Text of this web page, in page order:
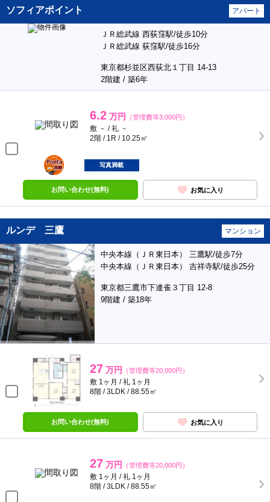
ソフィアポイント アパート
ＪＲ総武線 西荻窪駅/徒歩10分
ＪＲ総武線 荻窪駅/徒歩16分
東京都杉並区西荻北１丁目 14-13
2階建 / 築6年
6.2 万円 （管理費等3,000円）
敷 － / 礼 －
2階 / 1R / 10.25㎡
ポンタ
部屋
写真満載
お問い合わせ(無料) お気に入り
ルンデ 三鷹 マンション
中央本線（ＪＲ東日本） 三鷹駅/徒歩7分
中央本線（ＪＲ東日本） 吉祥寺駅/徒歩25分
東京都三鷹市下連雀３丁目 12-8
9階建 / 築18年
27 万円 （管理費等20,000円）
敷 1ヶ月 / 礼 1ヶ月
8階 / 3LDK / 88.55㎡
お問い合わせ(無料) お気に入り
27 万円 （管理費等20,000円）
敷 1ヶ月 / 礼 1ヶ月
8階 / 3LDK / 88.55㎡